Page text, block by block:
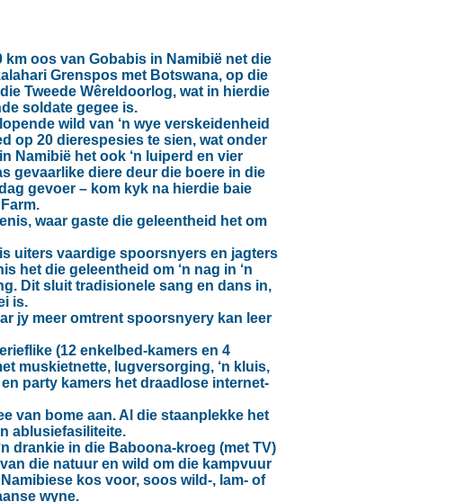
km oos van Gobabis in Namibië net die
Grenspos met Botswana, op die
Tweede Wêreldoorlog, wat in hierdie
soldate gegee is.
wild van ‘n wye verskeidenheid
op 20 dierespesies te sien, wat onder
Namibië het ook ‘n luiperd en vier
gevaarlike diere deur die boere in die
gevoer – kom kyk na hierdie baie
waar gaste die geleentheid het om
uiters vaardige spoorsnyers en jagters
het die geleentheid om ‘n nag in ‘n
Dit sluit tradisionele sang en dans in,
is.
jy meer omtrent spoorsnyery kan leer
(12 enkelbed-kamers en 4
muskietnette, lugversorging, ‘n kluis,
party kamers het draadlose internet-
van bome aan. Al die staanplekke het
ablusiefasiliteite.
drankie in die Baboona-kroeg (met TV)
die natuur en wild om die kampvuur
kos voor, soos wild-, lam- of
wyne.